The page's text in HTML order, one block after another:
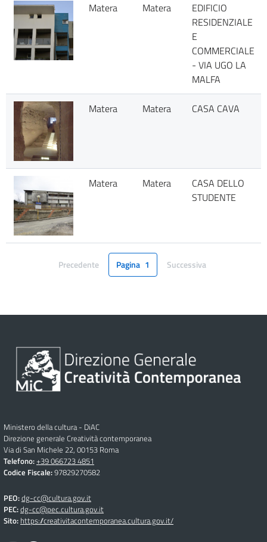
Matera Matera
EDIFICIO
RESIDENZIALE
E
COMMERCIALE
- VIA UGO LA
MALFA
Matera Matera CASA CAVA
Matera Matera
CASA DELLO
STUDENTE
Pagina
Precedente Pagina 1 Pagina
Successiva
Ministero della cultura - DiAC
Direzione generale Creatività contemporanea
Via di San Michele 22, 00153 Roma
Telefono:+39 066723 4851
Codice Fiscale:97829270582
PEO:dg-cc@cultura.gov.it
PEC:dg-cc@pec.cultura.gov.it
Sito: https://creativitacontemporanea.cultura.gov.it/